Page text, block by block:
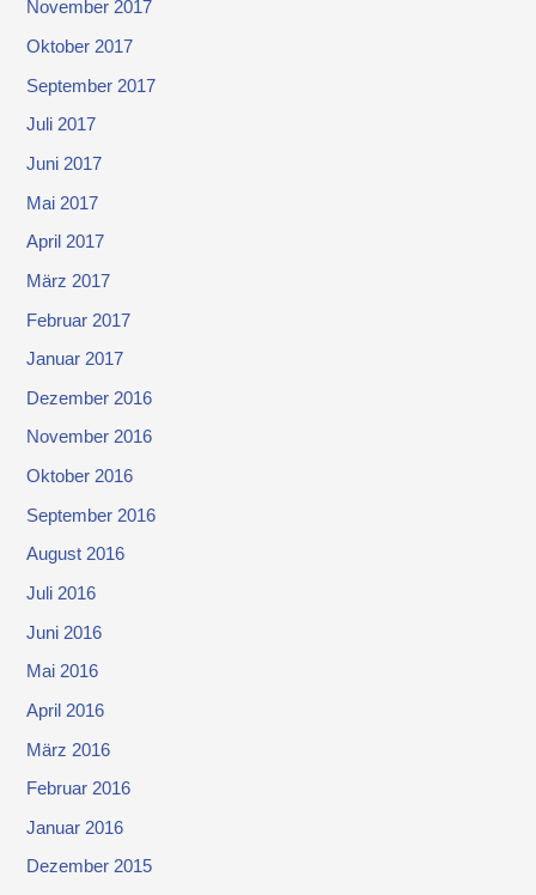
November 2017
Oktober 2017
September 2017
Juli 2017
Juni 2017
Mai 2017
April 2017
März 2017
Februar 2017
Januar 2017
Dezember 2016
November 2016
Oktober 2016
September 2016
August 2016
Juli 2016
Juni 2016
Mai 2016
April 2016
März 2016
Februar 2016
Januar 2016
Dezember 2015